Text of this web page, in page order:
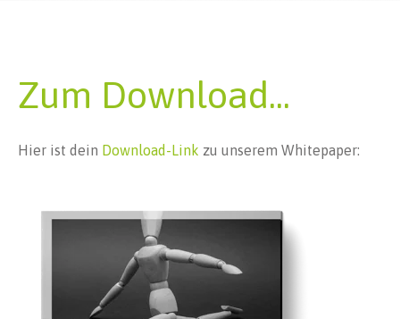
Zum Download...
Hier ist dein Download-Link zu unserem Whitepaper: